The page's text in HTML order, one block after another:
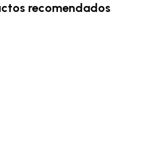
recomendados